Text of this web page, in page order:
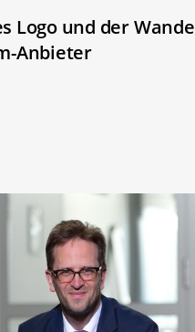
Logo und der
Anbieter